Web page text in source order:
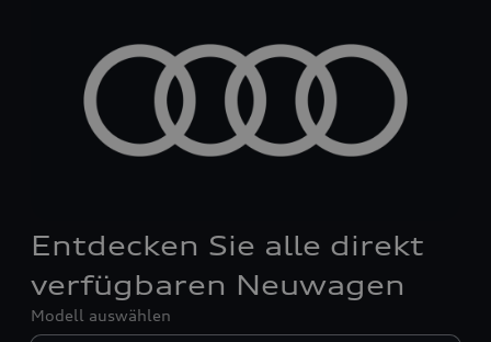
Entdecken Sie alle direkt
verfügbaren Neuwagen
Modell auswählen